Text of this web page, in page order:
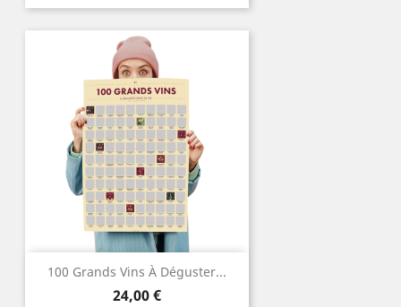
100 Grands Vins À Déguster...
Prix
24,00 €